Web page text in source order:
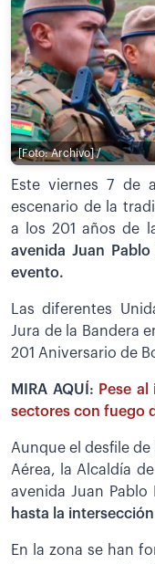
[Foto: Archivo] /
Este viernes 7 de
escenario de la
a los 201 años de
avenida Juan
evento.
Las diferentes
Jura de la Bandera
201 Aniversario de
MIRA AQUÍ: Pese
sectores con fuego
Aunque el desfile
Aérea, la Alcaldía
avenida Juan
hasta la
En la zona se han